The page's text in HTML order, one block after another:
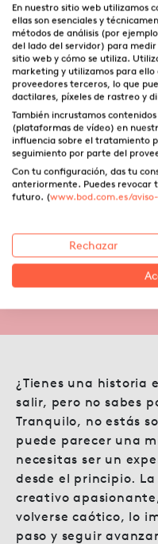
¿Cómo
¿Tienes una historia
salir, pero no sabes
Tranquilo, no estás
puede parecer una
necesitas ser un
desde el principio.
creativo
volverse caótico, lo
paso y seguir
En nuestro sitio web utilizamos
ellas son esenciales y
métodos de análisis (por
del lado del servidor) para
sitio web y cómo se utiliza.
marketing y utilizamos para
proveedores terceros, lo que
dactilares, píxeles de rastreo y
También incrustamos
(plataformas de vídeo) en
influencia sobre el tratamiento
seguimiento por parte del
Con tu configuración, das tu
anteriormente. Puedes revocar
futuro. (www.bod.com.es/
Rechazar